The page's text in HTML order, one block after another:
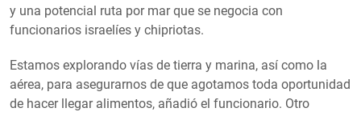
y una potencial ruta por mar que se negocia con
funcionarios israelíes y chipriotas.
Estamos explorando vías de tierra y marina, así como la
aérea, para asegurarnos de que agotamos toda oportunidad
de hacer llegar alimentos, añadió el funcionario. Otro